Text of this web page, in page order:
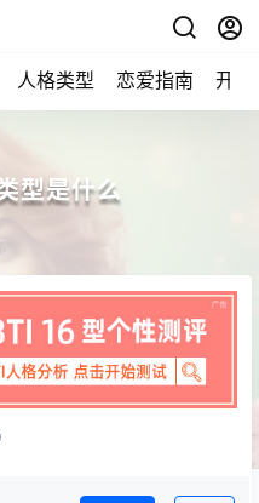
人格类型 恋爱指南 开始
型是什么